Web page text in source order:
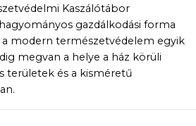
Kaszálótábor
gazdálkodási forma
modern természetvédelem egyik
megvan a helye a ház körüli
területek és a kisméretű